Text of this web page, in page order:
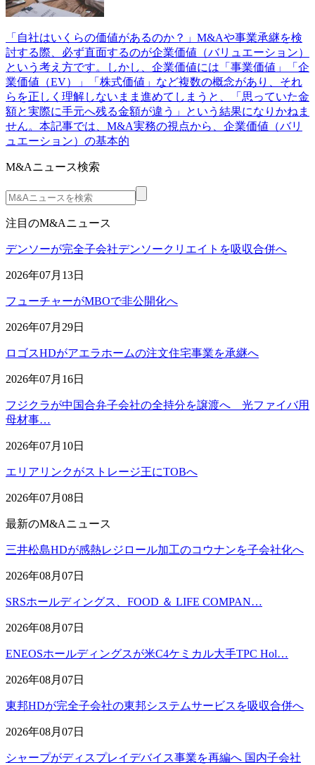
「自社はいくらの価値があるのか？」M&Aや事業承継を検
討する際、必ず直面するのが企業価値（バリュエーション）
という考え方です。しかし、企業価値には「事業価値」「企
業価値（EV）」「株式価値」など複数の概念があり、それ
らを正しく理解しないまま進めてしまうと、「思っていた金
額と実際に手元へ残る金額が違う」という結果になりかねま
せん。本記事では、M&A実務の視点から、企業価値（バリ
ュエーション）の基本的
M&Aニュース検索
注目のM&Aニュース
デンソーが完全子会社デンソークリエイトを吸収合併へ
2026年07月13日
フューチャーがMBOで非公開化へ
2026年07月29日
ロゴスHDがアエラホームの注文住宅事業を承継へ
2026年07月16日
フジクラが中国合弁子会社の全持分を譲渡へ 光ファイバ用
母材事…
2026年07月10日
エリアリンクがストレージ王にTOBへ
2026年07月08日
最新のM&Aニュース
三井松島HDが感熱レジロール加工のコウナンを子会社化へ
2026年08月07日
SRSホールディングス、FOOD ＆ LIFE COMPAN…
2026年08月07日
ENEOSホールディングスが米C4ケミカル大手TPC Hol…
2026年08月07日
東邦HDが完全子会社の東邦システムサービスを吸収合併へ
2026年08月07日
シャープがディスプレイデバイス事業を再編へ 国内子会社